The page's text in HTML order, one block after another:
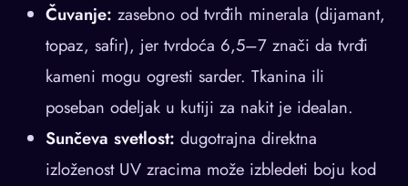
Čuvanje: zasebno od tvrđih minerala (dijamant,
topaz, safir), jer tvrdoća 6,5–7 znači da tvrđi
kameni mogu ogresti sarder. Tkanina ili
poseban odeljak u kutiji za nakit je idealan.
Sunčeva svetlost: dugotrajna direktna
izloženost UV zracima može izbledeti boju kod